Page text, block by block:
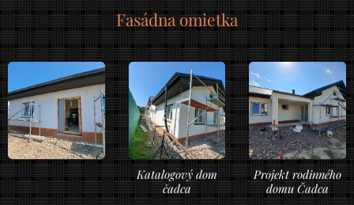
Fasádna omietka
Katalogový dom
čadca
Projekt rodinného
domu Čadca